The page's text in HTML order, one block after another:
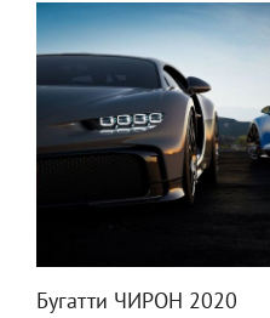
Бугатти ЧИРОН 2020